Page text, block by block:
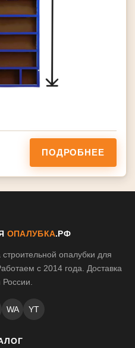
ПОДРОБНЕЕ
ОПАЛУБКА.РФ
опалубки для
с 2014 года. Доставка
WA YT